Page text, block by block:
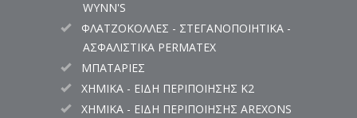
WYNN'S
ΦΛΑΤΖΟΚΟΛΛΕΣ - ΣΤΕΓΑΝΟΠΟΙΗΤΙΚΑ -
ΑΣΦΑΛΙΣΤΙΚΑ PERMATEX
ΜΠΑΤΑΡΙΕΣ
ΧΗΜΙΚΑ - ΕΙΔΗ ΠΕΡΙΠΟΙΗΣΗΣ K2
ΧΗΜΙΚΑ - ΕΙΔΗ ΠΕΡΙΠΟΙΗΣΗΣ AREXONS